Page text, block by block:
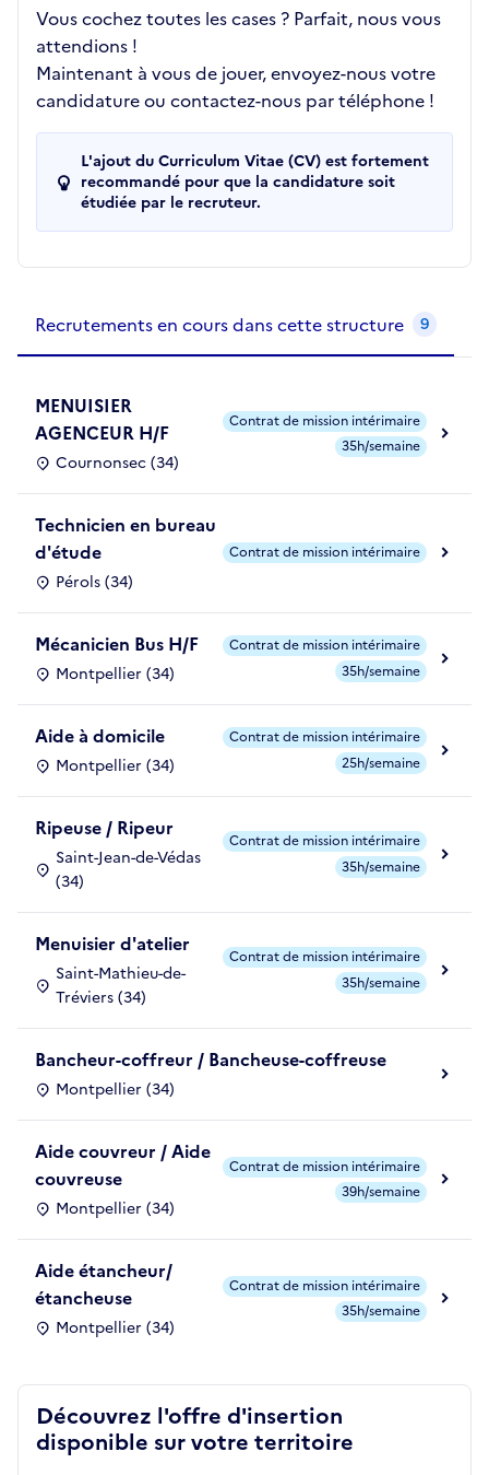
Vous cochez toutes les cases ? Parfait, nous vous
attendions !
Maintenant à vous de jouer, envoyez-nous votre
candidature ou contactez-nous par téléphone !
L'ajout du Curriculum Vitae (CV) est fortement
recommandé pour que la candidature soit
étudiée par le recruteur.
Recrutements en cours dans cette structure 9
MENUISIER
AGENCEUR H/F
Cournonsec (34)
Contrat de mission intérimaire
35h/semaine
Technicien en bureau
d'étude
Pérols (34)
Contrat de mission intérimaire
Mécanicien Bus H/F
Montpellier (34)
Contrat de mission intérimaire
35h/semaine
Aide à domicile
Montpellier (34)
Contrat de mission intérimaire
25h/semaine
Ripeuse / Ripeur
Saint-Jean-de-Védas
(34)
Contrat de mission intérimaire
35h/semaine
Menuisier d'atelier
Saint-Mathieu-de-
Tréviers (34)
Contrat de mission intérimaire
35h/semaine
Bancheur-coffreur / Bancheuse-coffreuse
Montpellier (34)
Aide couvreur / Aide
couvreuse
Montpellier (34)
Contrat de mission intérimaire
39h/semaine
Aide étancheur/
étancheuse
Montpellier (34)
Contrat de mission intérimaire
35h/semaine
Découvrez l'offre d'insertion
disponible sur votre territoire